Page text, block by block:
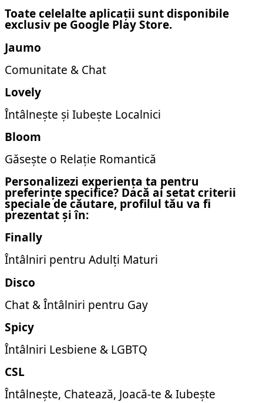
Toate celelalte aplicații sunt disponibile
exclusiv pe Google Play Store.
Jaumo
Comunitate & Chat
Lovely
Întâlnește și Iubește Localnici
Bloom
Găsește o Relație Romantică
Personalizezi experiența ta pentru
preferințe specifice? Dacă ai setat criterii
speciale de căutare, profilul tău va fi
prezentat și în:
Finally
Întâlniri pentru Adulți Maturi
Disco
Chat & Întâlniri pentru Gay
Spicy
Întâlniri Lesbiene & LGBTQ
CSL
Întâlnește, Chatează, Joacă-te & Iubește